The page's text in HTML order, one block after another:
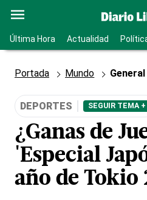
Última Hora Actualidad
Portada Mundo General
DEPORTES SEGUIR TEMA +
¿Ganas de
'Especial
año de Tokio